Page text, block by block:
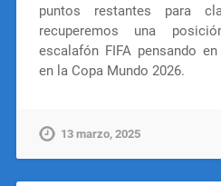
puntos restantes para
recuperemos una
escalafón FIFA pensando
en la Copa Mundo 2026.
13 marzo, 2025